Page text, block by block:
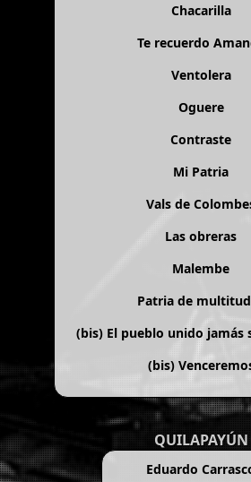
Chacarilla
Te recuerdo
Ventolera
Oguere
Contraste
Mi Patria
Vals de
Las obreras
Malembe
Patria de
(bis) El pueblo unido jamás
(bis)
QUILAPAYÚN
Eduardo